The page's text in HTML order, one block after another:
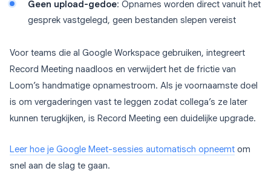
Geen upload-gedoe: Opnames worden direct vanuit het
gesprek vastgelegd, geen bestanden slepen vereist
Voor teams die al Google Workspace gebruiken, integreert
Record Meeting naadloos en verwijdert het de frictie van
Loom’s handmatige opnamestroom. Als je voornaamste doel
is om vergaderingen vast te leggen zodat collega’s ze later
kunnen terugkijken, is Record Meeting een duidelijke upgrade.
Leer hoe je Google Meet-sessies automatisch opneemt om
snel aan de slag te gaan.